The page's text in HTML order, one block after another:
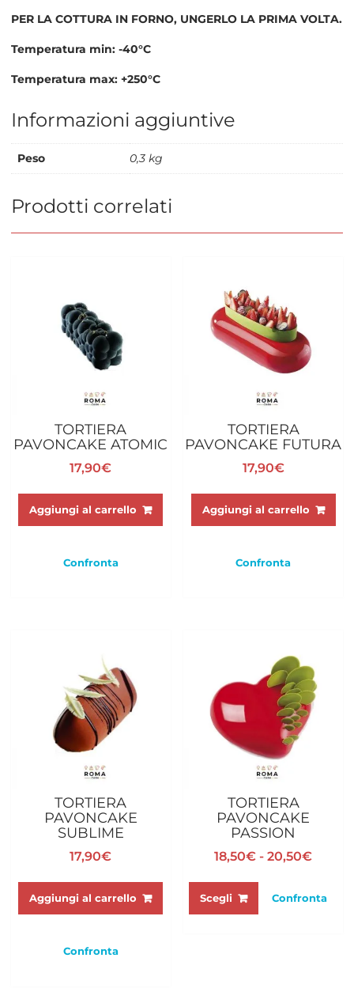
PER LA COTTURA IN FORNO, UNGERLO LA PRIMA VOLTA.
Temperatura min: -40°C
Temperatura max: +250°C
Informazioni aggiuntive
Peso 0,3 kg
Prodotti correlati
TORTIERA
PAVONCAKE ATOMIC
17,90€
Aggiungi al carrello
Confronta
TORTIERA
PAVONCAKE FUTURA
17,90€
Aggiungi al carrello
Confronta
TORTIERA
PAVONCAKE
SUBLIME
17,90€
Aggiungi al carrello
Confronta
TORTIERA
PAVONCAKE
PASSION
18,50€ - 20,50€Fascia
Scegli
prodotto
Confronta